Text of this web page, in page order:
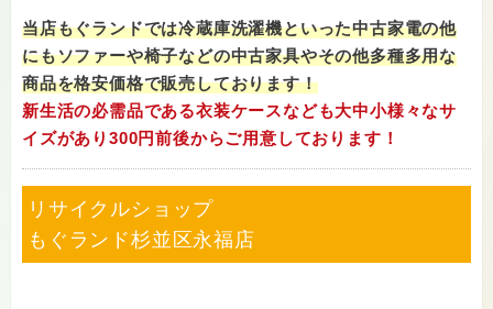
当店もぐランドでは冷蔵庫洗濯機といった中古家電の他
にもソファーや椅子などの中古家具やその他多種多用な
商品を格安価格で販売しております！
新生活の必需品である衣装ケースなども大中小様々なサ
イズがあり300円前後からご用意しております！
リサイクルショップ
もぐランド杉並区永福店